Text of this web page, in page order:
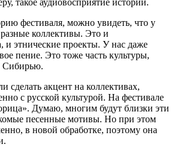
такое аудиовосприятие истории.
фестиваля, можно увидеть, что у
коллективы. Это и
и этнические проекты. У нас даже
пение. Это тоже часть культуры,
Сибирью.
сделать акцент на коллективах,
с русской культурой. На фестивале
Думаю, многим будут близки эти
песенные мотивы. Но при этом
в новой обработке, поэтому она